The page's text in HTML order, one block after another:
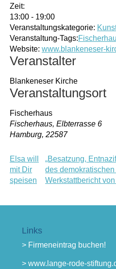
Zeit:
13:00 - 19:00
Veranstaltungskategorie:
Veranstaltung-Tags:
Website: www.blankeneser-
Veranstaltungsort
Fischerhaus
Fischerhaus, Elbterrasse 6
Hamburg, 22587
Veranstalter
Blankeneser Kirche
Elsa will
mit Dir
speisen
„Besatzung,
des demokratischen
Werkstattbericht
Links
> Firmeneintrag buchen!
> www.lange-rode-